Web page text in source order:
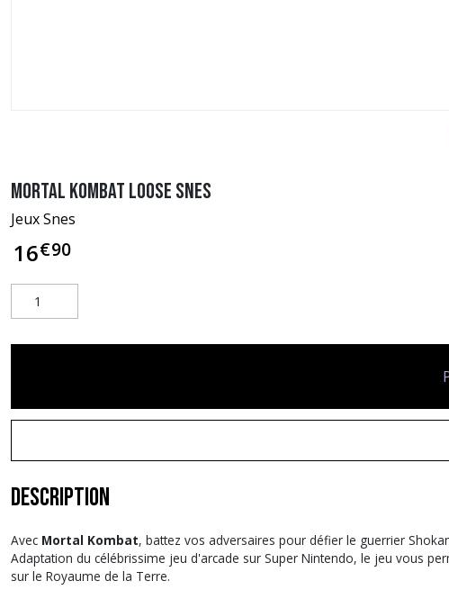
Mortal Kombat loose SNES
Jeux Snes
16€90
Description
Avec Mortal Kombat, battez vos adversaires pour défier le guerrier
Adaptation du célébrissime jeu d'arcade sur Super Nintendo, le jeu vous
sur le Royaume de la Terre.